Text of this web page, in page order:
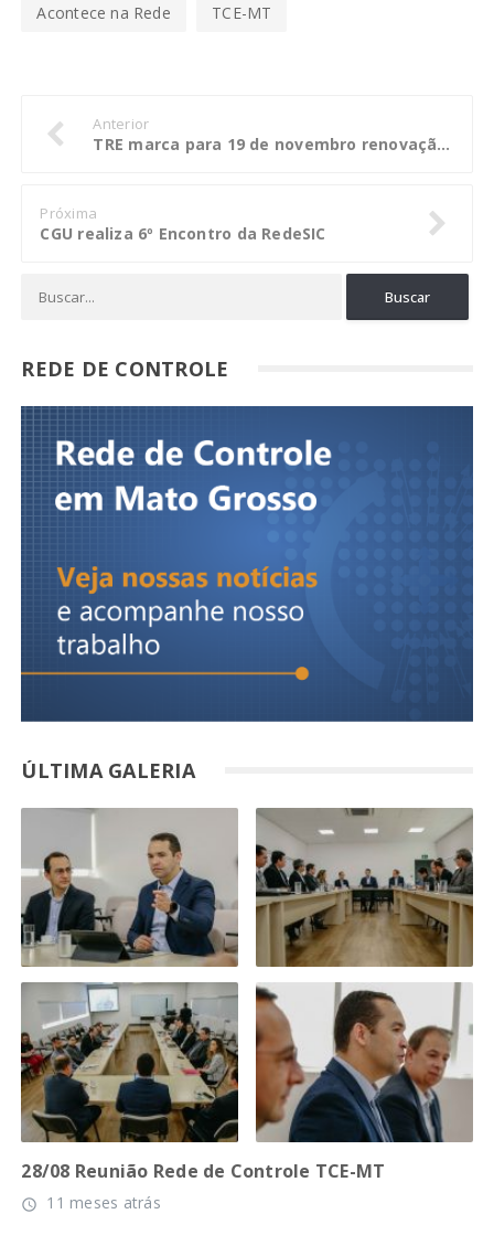
Acontece na Rede TCE-MT
Anterior
TRE marca para 19 de novembro renovação de eleições em Mirassol e Primavera; veja os calendários
Próxima
CGU realiza 6º Encontro da RedeSIC
REDE DE CONTROLE
ÚLTIMA GALERIA
28/08 Reunião Rede de Controle TCE-MT
access_time 11 meses atrás